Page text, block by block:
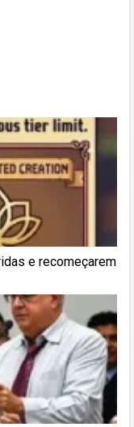
e recomeçarem